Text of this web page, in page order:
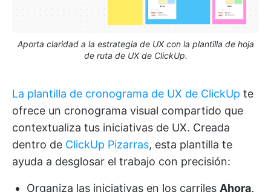
Aporta claridad a la estrategia de UX con la plantilla de hoja
de ruta de UX de ClickUp.
La plantilla de cronograma de UX de ClickUp te
ofrece un cronograma visual compartido que
contextualiza tus iniciativas de UX. Creada
dentro de ClickUp Pizarras, esta plantilla te
ayuda a desglosar el trabajo con precisión:
Organiza las iniciativas en los carriles Ahora,